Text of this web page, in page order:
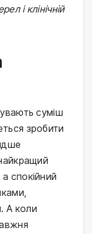
і клінічній
суміш
зробити
спокійний
А коли